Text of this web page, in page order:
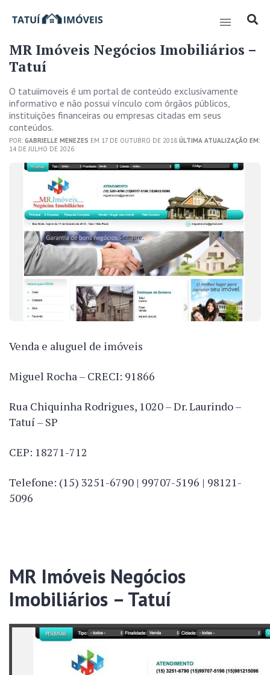
MR Imóveis Negócios Imobiliários –
Tatuí
O tatuiimoveis é um portal de conteúdo exclusivamente
informativo e não possui vínculo com órgãos públicos,
instituições financeiras ou empresas citadas em seus
conteúdos.
POR: GABRIELLE MENEZES EM 17 DE OUTUBRO DE 2018 ÚLTIMA ATUALIZAÇÃO EM:
14 DE JULHO DE 2026
Venda e aluguel de imóveis
Miguel Rocha – CRECI: 91866
Rua Chiquinha Rodrigues, 1020 – Dr. Laurindo –
Tatuí – SP
CEP: 18271-712
Telefone: (15) 3251-6790 | 99707-5196 | 98121-
5096
MR Imóveis Negócios
Imobiliários – Tatuí